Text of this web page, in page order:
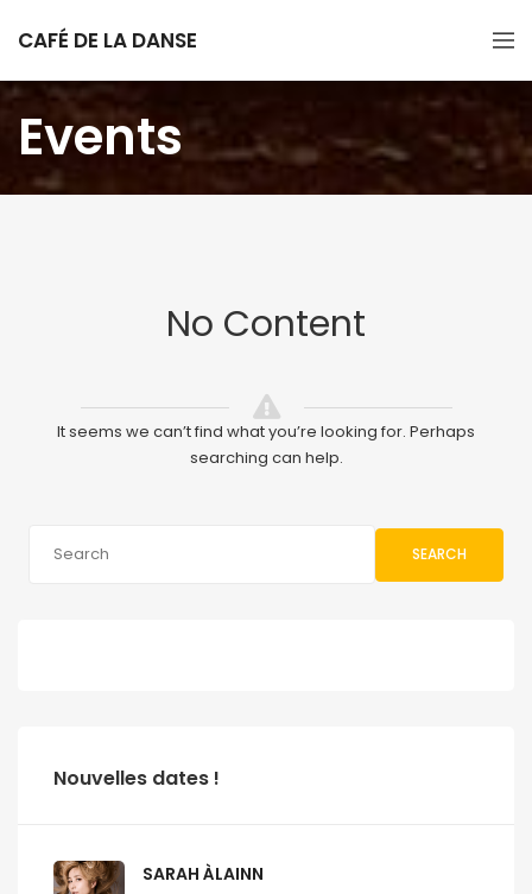
CAFÉ DE LA DANSE
Events
No Content
It seems we can’t find what you’re looking for. Perhaps
searching can help.
SEARCH
Nouvelles dates !
SARAH ÀLAINN